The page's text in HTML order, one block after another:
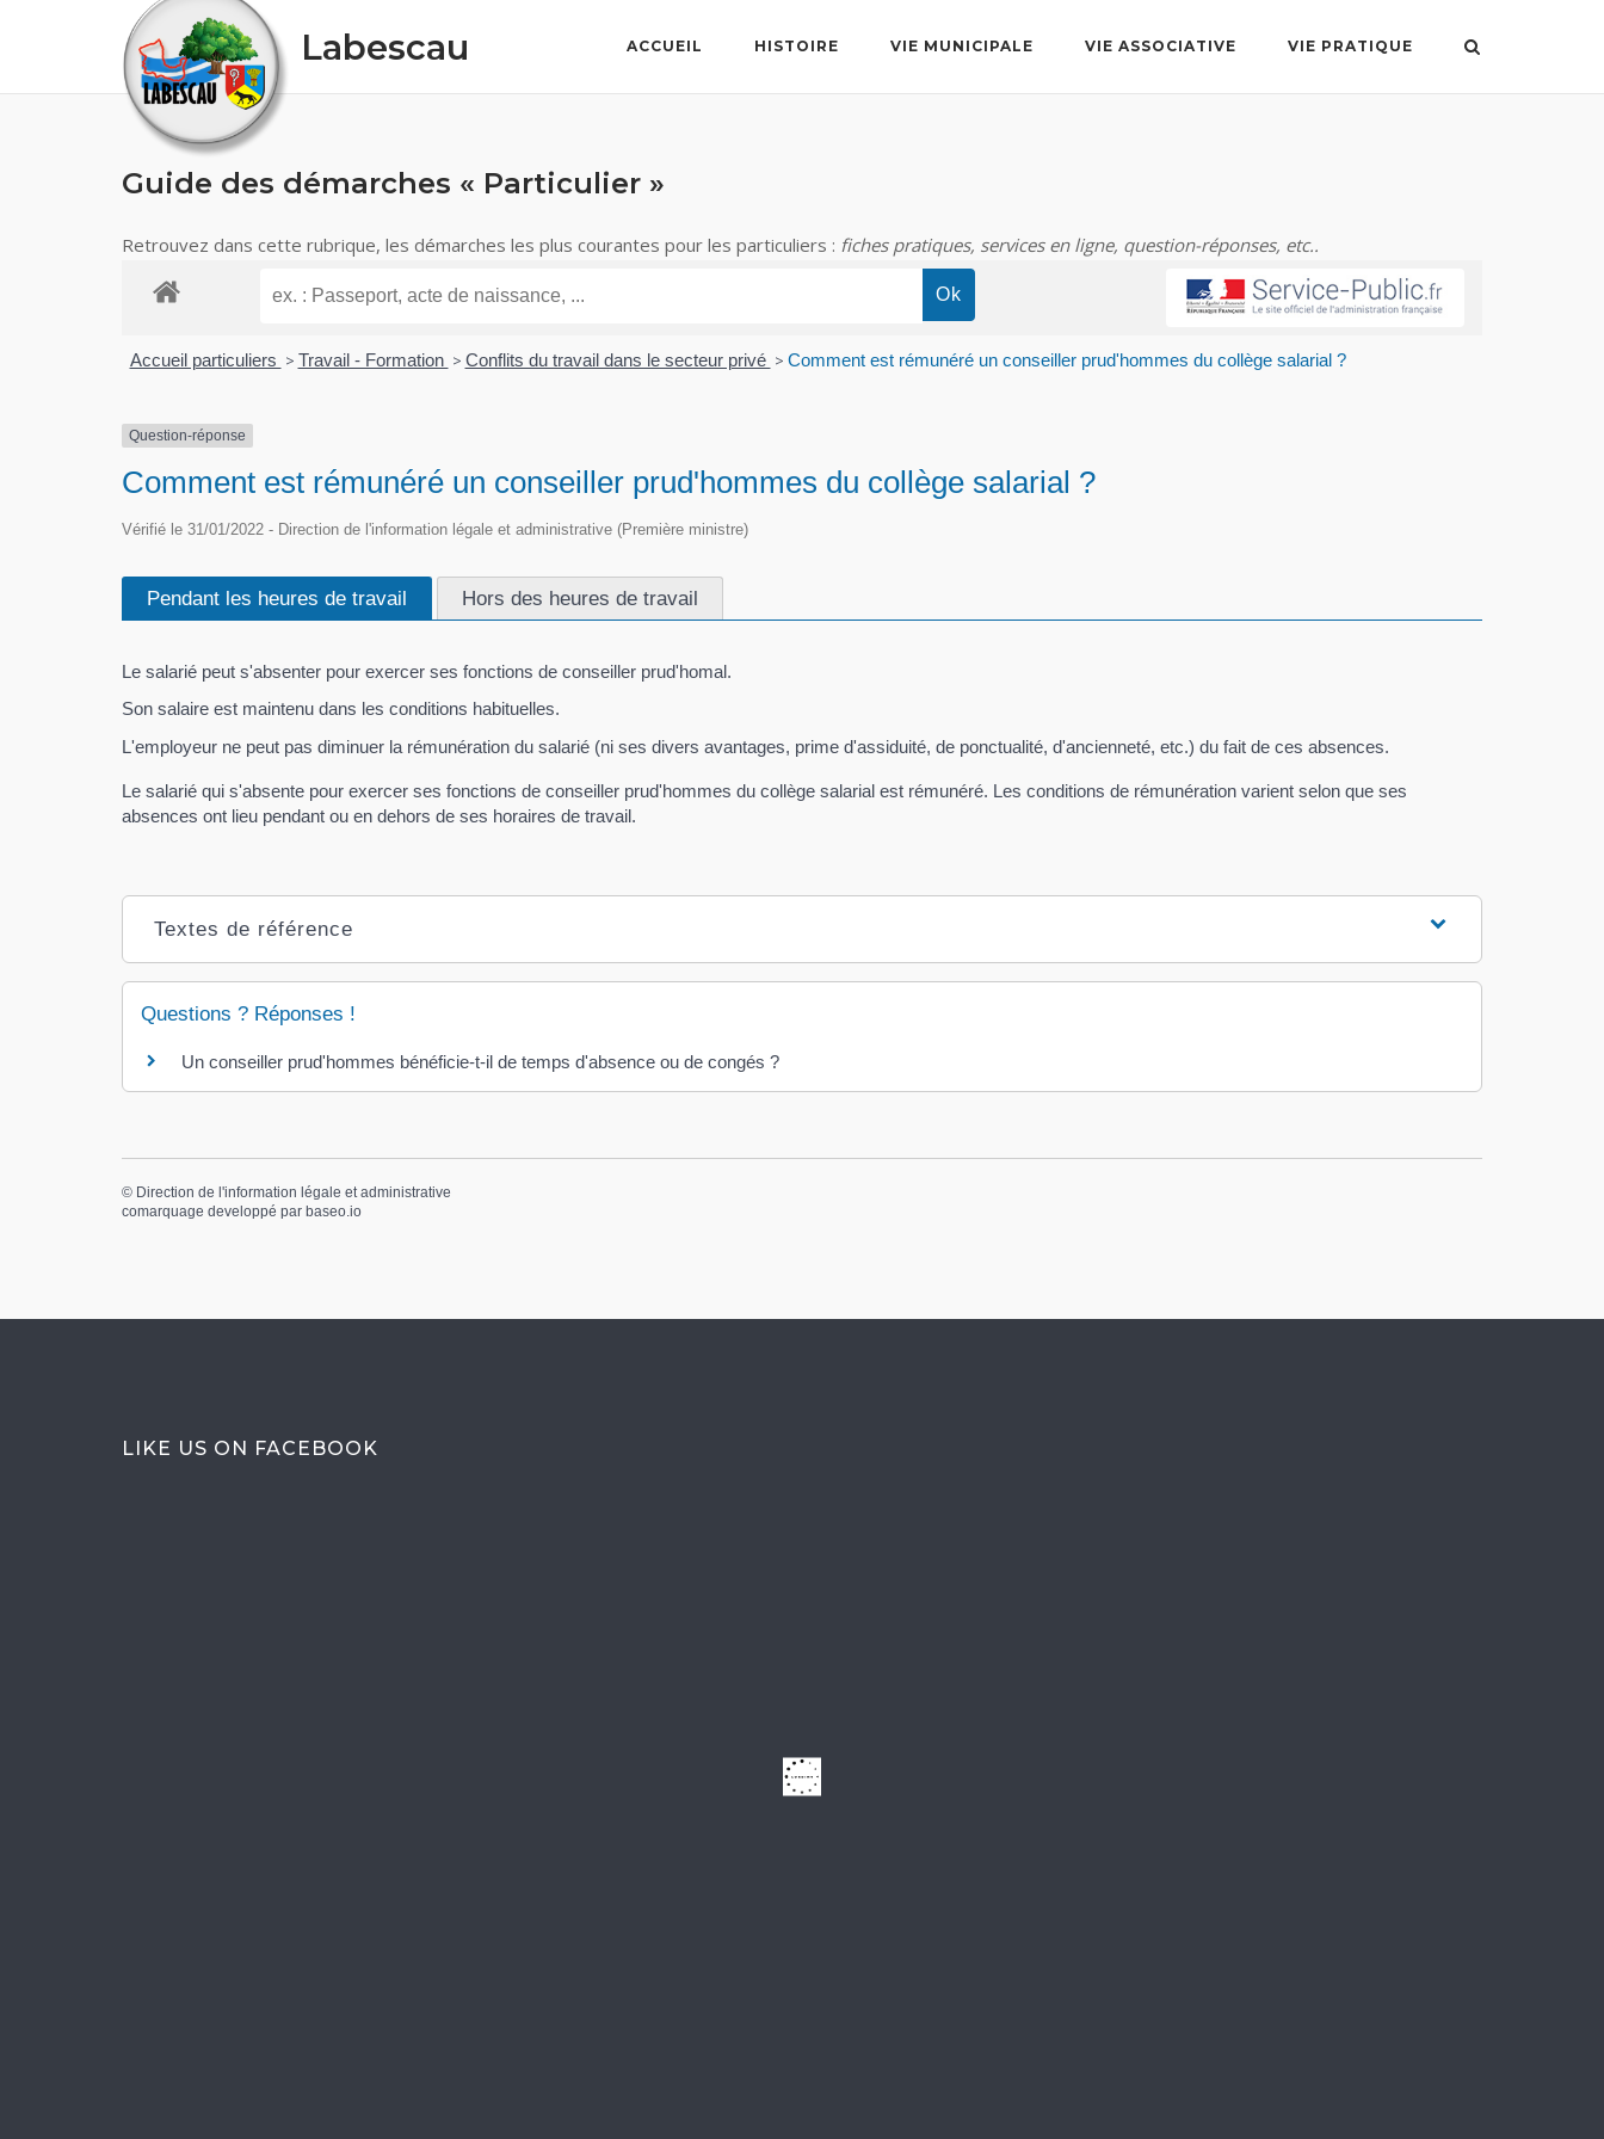
Labescau ACCUEIL HISTOIRE VIE MUNICIPALE VIE ASSOCIATIVE VIE PRATIQUE
Guide des démarches « Particulier »
Retrouvez dans cette rubrique, les démarches les plus courantes pour les particuliers : fiches pratiques, services en ligne, question-réponses, etc..
Accueil particuliers > Travail - Formation > Conflits du travail dans le secteur privé > Comment est rémunéré un conseiller prud'hommes du collège salarial ?
Question-réponse
Comment est rémunéré un conseiller prud'hommes du collège salarial ?
Vérifié le 31/01/2022 - Direction de l'information légale et administrative (Première ministre)
Pendant les heures de travail Hors des heures de travail
Le salarié peut s'absenter pour exercer ses fonctions de conseiller prud'homal.
Son salaire est maintenu dans les conditions habituelles.
L'employeur ne peut pas diminuer la rémunération du salarié (ni ses divers avantages, prime d'assiduité, de ponctualité, d'ancienneté, etc.) du fait de ces absences.
Le salarié qui s'absente pour exercer ses fonctions de conseiller prud'hommes du collège salarial est rémunéré. Les conditions de rémunération varient selon que ses
absences ont lieu pendant ou en dehors de ses horaires de travail.
Textes de référence
Questions ? Réponses !
Un conseiller prud'hommes bénéficie-t-il de temps d'absence ou de congés ?
© Direction de l'information légale et administrative
comarquage developpé par baseo.io
LIKE US ON FACEBOOK